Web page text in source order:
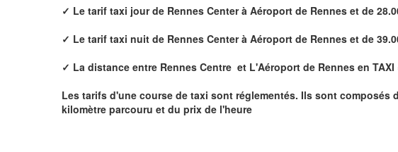
✓ Le tarif taxi jour de Rennes Center à Aéroport de Rennes et de
✓ Le tarif taxi nuit de Rennes Center à Aéroport de Rennes et de
✓ La distance entre Rennes Centre et L'Aéroport de Rennes en TAXI
Les tarifs d'une course de taxi sont réglementés. Ils sont composés
kilomètre parcouru et du prix de l'heure